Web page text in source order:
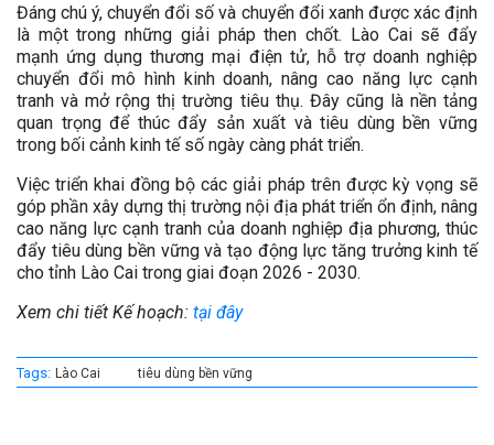
Đáng chú ý, chuyển đổi số và chuyển đổi xanh được xác định
là một trong những giải pháp then chốt. Lào Cai sẽ đẩy
mạnh ứng dụng thương mại điện tử, hỗ trợ doanh nghiệp
chuyển đổi mô hình kinh doanh, nâng cao năng lực cạnh
tranh và mở rộng thị trường tiêu thụ. Đây cũng là nền tảng
quan trọng để thúc đẩy sản xuất và tiêu dùng bền vững
trong bối cảnh kinh tế số ngày càng phát triển.
Việc triển khai đồng bộ các giải pháp trên được kỳ vọng sẽ
góp phần xây dựng thị trường nội địa phát triển ổn định, nâng
cao năng lực cạnh tranh của doanh nghiệp địa phương, thúc
đẩy tiêu dùng bền vững và tạo động lực tăng trưởng kinh tế
cho tỉnh Lào Cai trong giai đoạn 2026 - 2030.
Xem chi tiết Kế hoạch: tại đây
Tags: Lào Cai tiêu dùng bền vững